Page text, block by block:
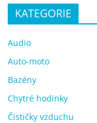
KATEGORIE
Audio
Auto-moto
Bazény
Chytré hodinky
Čističky vzduchu